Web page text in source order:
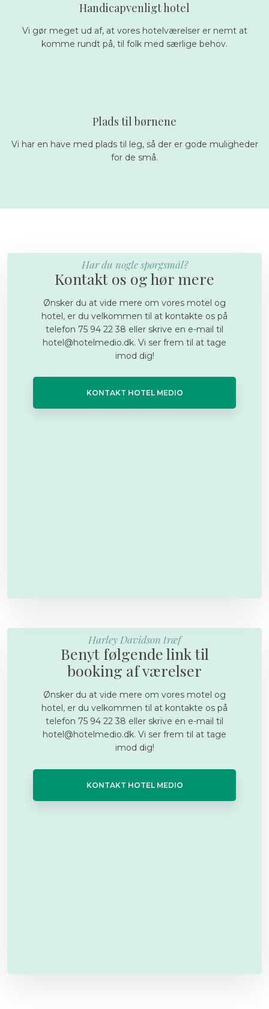
Handicapvenligt hotel
Vi gør meget ud af, at vores hotelværelser er nemt at
komme rundt på, til folk med særlige behov.
Plads til børnene
Vi har en have med plads til leg, så der er gode muligheder
for de små.
Har du nogle spørgsmål?
Kontakt os og hør mere
​Ønsker du at vide mere om vores motel og
hotel, er du velkommen til at kontakte os på
telefon 75 94 22 38 eller skrive en e-mail til
hotel@hotelmedio.dk. Vi ser frem til at tage
imod dig!
KONTAKT HOTEL MEDIO
Harley Davidson træf
Benyt følgende link til
booking af værelser
​Ønsker du at vide mere om vores motel og
hotel, er du velkommen til at kontakte os på
telefon 75 94 22 38 eller skrive en e-mail til
hotel@hotelmedio.dk. Vi ser frem til at tage
imod dig!
KONTAKT HOTEL MEDIO​